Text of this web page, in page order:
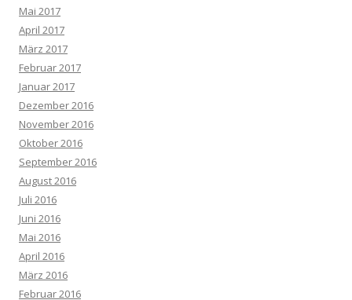
Mai 2017
April 2017
März 2017
Februar 2017
Januar 2017
Dezember 2016
November 2016
Oktober 2016
September 2016
August 2016
Juli 2016
Juni 2016
Mai 2016
April 2016
März 2016
Februar 2016